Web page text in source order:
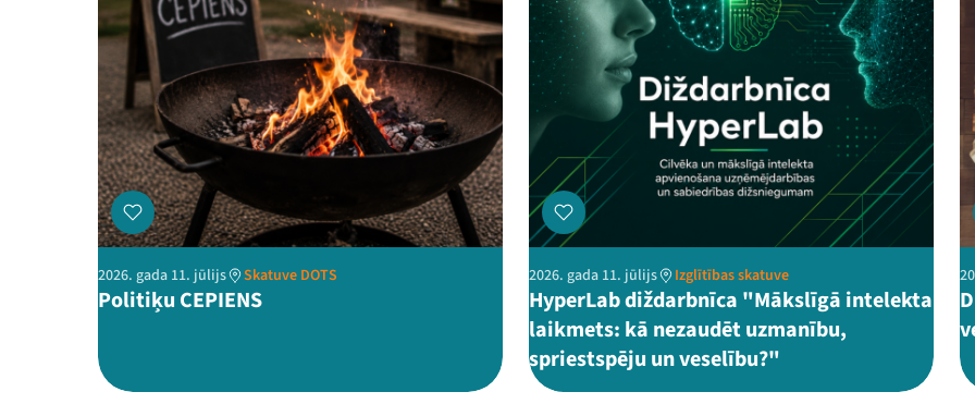
2026. gada 11. jūlijs Skatuve DOTS
Politiķu CEPIENS
2026. gada 11. jūlijs Izglītības skatuve
HyperLab diždarbnīca "Mākslīgā intelekta
laikmets: kā nezaudēt uzmanību,
spriestspēju un veselību?"